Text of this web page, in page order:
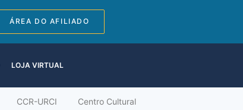
ÁREA DO AFILIADO
LOJA VIRTUAL
CCR-URCI
Centro Cultural